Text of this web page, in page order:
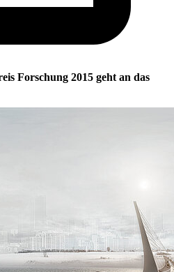
Forschung 2015 geht an das